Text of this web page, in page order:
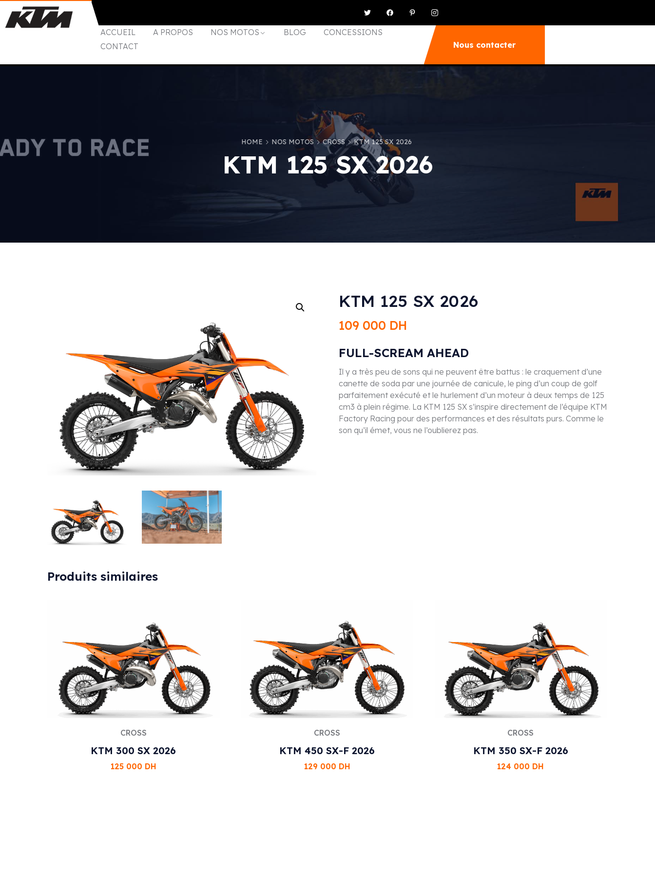
ACCUEIL A PROPOS NOS MOTOS BLOG
CONCESSIONS
CONTACT
Nous contacter
HOME NOS MOTOS CROSS KTM 125 SX 2026
KTM 125 SX 2026
KTM 125 SX 2026
109 000 DH
FULL-SCREAM AHEAD
Il y a très peu de sons qui ne peuvent être battus : le craquement d’une
canette de soda par une journée de canicule, le ping d’un coup de golf
parfaitement exécuté et le hurlement d’un moteur à deux temps de 125
cm3 à plein régime. La KTM 125 SX s’inspire directement de l’équipe KTM
Factory Racing pour des performances et des résultats purs. Comme le
son qu’il émet, vous ne l’oublierez pas.
Produits similaires
CROSS
KTM 300 SX 2026
125 000 DH
CROSS
KTM 450 SX-F 2026
129 000 DH
CROSS
KTM 350 SX-F 2026
124 000 DH